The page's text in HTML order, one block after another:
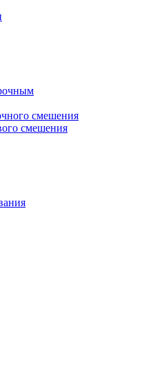
смешения
смешения